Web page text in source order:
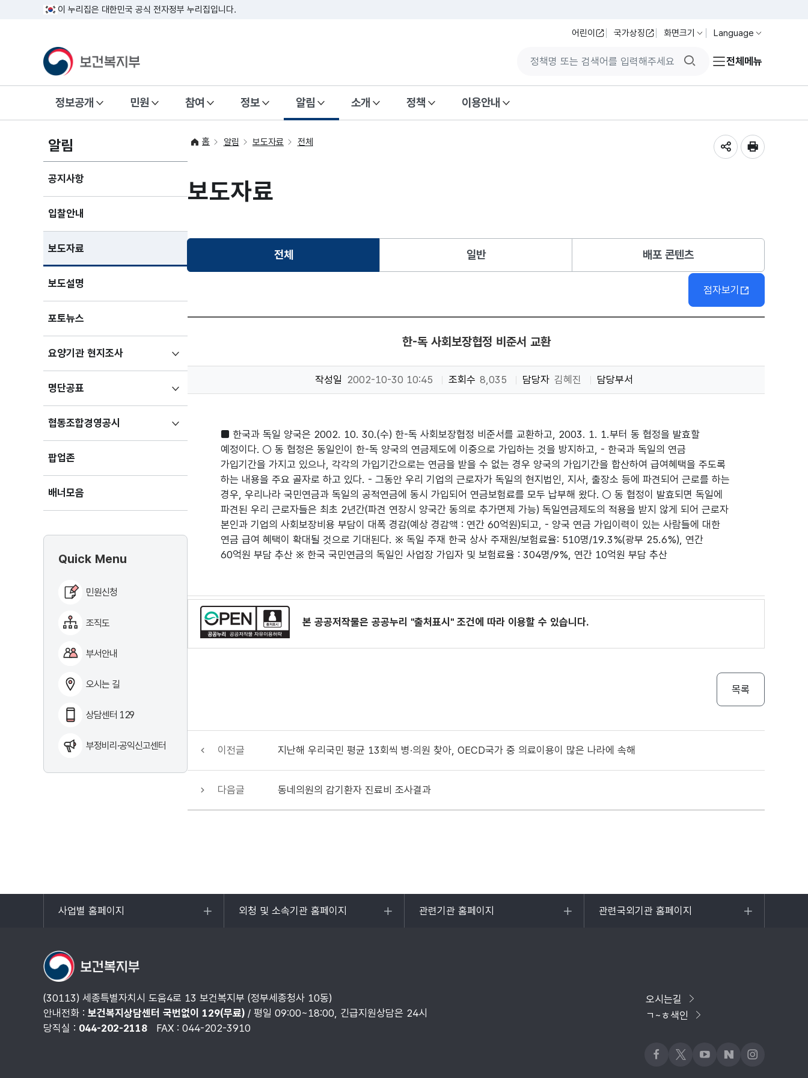
이 누리집은 대한민국 공식 전자정부 누리집입니다.
어린이 국가상징 화면크기 Language
검색버튼전체메뉴
정보공개 민원 참여 정보 알림 소개 정책 이용안내
알림
공지사항
입찰안내
보도자료
보도설명
포토뉴스
요양기관 현지조사하위메뉴
펼치기
명단공표
펼치기
협동조합경영공시
펼치기
팝업존
배너모음
Quick Menu
민원신청
조직도
부서안내
오시는 길
상담센터 129
부정비리·공익신고센터
홈 알림 보도자료 전체
보도자료
전체선택됨 일반 배포 콘텐츠
점자보기
한-독 사회보장협정 비준서 교환
작성일 2002-10-30 10:45 조회수 8,035 담당자 김혜진 담당부서
■ 한국과 독일 양국은 2002. 10. 30.(수) 한-독 사회보장협정 비준서를 교환하고, 2003. 1. 1.부터 동 협정을 발효할
예정이다. ○ 동 협정은 동일인이 한-독 양국의 연금제도에 이중으로 가입하는 것을 방지하고, - 한국과 독일의 연금
가입기간을 가지고 있으나, 각각의 가입기간으로는 연금을 받을 수 없는 경우 양국의 가입기간을 합산하여 급여혜택을 주도록
하는 내용을 주요 골자로 하고 있다. - 그동안 우리 기업의 근로자가 독일의 현지법인, 지사, 출장소 등에 파견되어 근로를 하는
경우, 우리나라 국민연금과 독일의 공적연금에 동시 가입되어 연금보험료를 모두 납부해 왔다. ○ 동 협정이 발효되면 독일에
파견된 우리 근로자들은 최초 2년간(파견 연장시 양국간 동의로 추가면제 가능) 독일연금제도의 적용을 받지 않게 되어 근로자
본인과 기업의 사회보장비용 부담이 대폭 경감(예상 경감액 : 연간 60억원)되고, - 양국 연금 가입이력이 있는 사람들에 대한
연금 급여 혜택이 확대될 것으로 기대된다. ※ 독일 주재 한국 상사 주재원/보험료율: 510명/19.3%(광부 25.6%), 연간
60억원 부담 추산 ※ 한국 국민연금의 독일인 사업장 가입자 및 보험료율 : 304명/9%, 연간 10억원 부담 추산
본 공공저작물은 공공누리 "출처표시" 조건에 따라 이용할 수 있습니다.
목록
이전글 지난해 우리국민 평균 13회씩 병·의원 찾아, OECD국가 중 의료이용이 많은 나라에 속해
다음글 동네의원의 감기환자 진료비 조사결과
사업별 홈페이지
목록
외청 및 소속기관 홈페이지
목록
관련기관 홈페이지
목록
관련국외기관 홈페이지
목록
(30113) 세종특별자치시 도움4로 13 보건복지부 (정부세종청사 10동)
안내전화 : 보건복지상담센터 국번없이 129(무료) / 평일 09:00~18:00, 긴급지원상담은 24시
당직실 : 044-202-2118 FAX : 044-202-3910
오시는길
ㄱ~ㅎ색인
페이스북
x 유튜브네이버블로그
인스타그램